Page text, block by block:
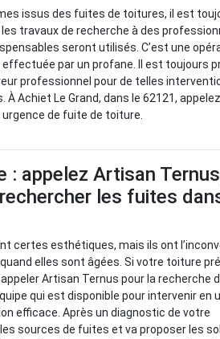
issus des fuites de toitures, il est
travaux de recherche à des
seront utilisés. C’est une
par un profane. Il est toujours
professionnel pour de telles
Achiet Le Grand, dans le 62121, appelez
de fuite de toiture.
: appelez Artisan
les fuites
certes esthétiques, mais ils ont
elles sont âgées. Si votre toiture
Artisan Ternus pour la recherche
qui est disponible pour intervenir en
efficace. Après un diagnostic de votre
sources de fuites et va proposer les